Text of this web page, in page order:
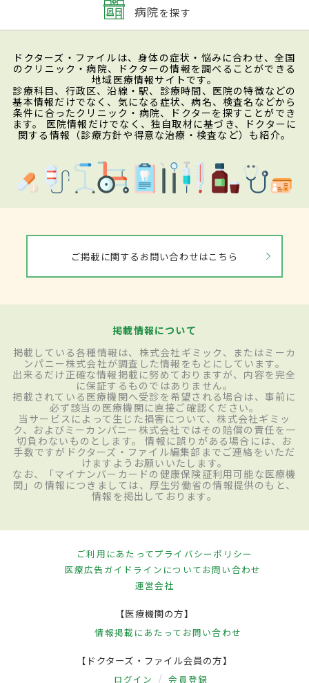
病院を探す
ドクターズ・ファイルは、身体の症状・悩みに合わせ、全国
のクリニック・病院、ドクターの情報を調べることができる
地域医療情報サイトです。
診療科目、行政区、沿線・駅、診療時間、医院の特徴などの
基本情報だけでなく、気になる症状、病名、検査名などから
条件に合ったクリニック・病院、ドクターを探すことができ
ます。 医院情報だけでなく、独自取材に基づき、ドクターに
関する情報（診療方針や得意な治療・検査など）も紹介。
ご掲載に関するお問い合わせはこちら
掲載情報について
掲載している各種情報は、株式会社ギミック、またはミーカ
ンパニー株式会社が調査した情報をもとにしています。
出来るだけ正確な情報掲載に努めておりますが、内容を完全
に保証するものではありません。
掲載されている医療機関へ受診を希望される場合は、事前に
必ず該当の医療機関に直接ご確認ください。
当サービスによって生じた損害について、株式会社ギミッ
ク、およびミーカンパニー株式会社ではその賠償の責任を一
切負わないものとします。 情報に誤りがある場合には、お
手数ですがドクターズ・ファイル編集部までご連絡をいただ
けますようお願いいたします。
なお、「マイナンバーカードの健康保険証利用可能な医療機
関」の情報につきましては、厚生労働省の情報提供のもと、
情報を掲出しております。
ご利用にあたってプライバシーポリシー
医療広告ガイドラインについてお問い合わせ
運営会社
【医療機関の方】
情報掲載にあたって お問い合わせ
【ドクターズ・ファイル会員の方】
ログイン 会員登録